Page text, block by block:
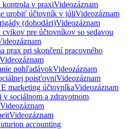
kontrola v praxiVideozáznam
urobiť účtovník v júliVideozáznam
(dohodári)Videozáznam
pre účtovníkov so sedavou
prax pri skončení pracovného
Videozáznam
pohľadávokVideozáznam
poisťovniVideozáznam
marketing účtovníkaVideozáznam
v sociálnom a zdravotnom
Videozáznam
Videozáznam
accounting